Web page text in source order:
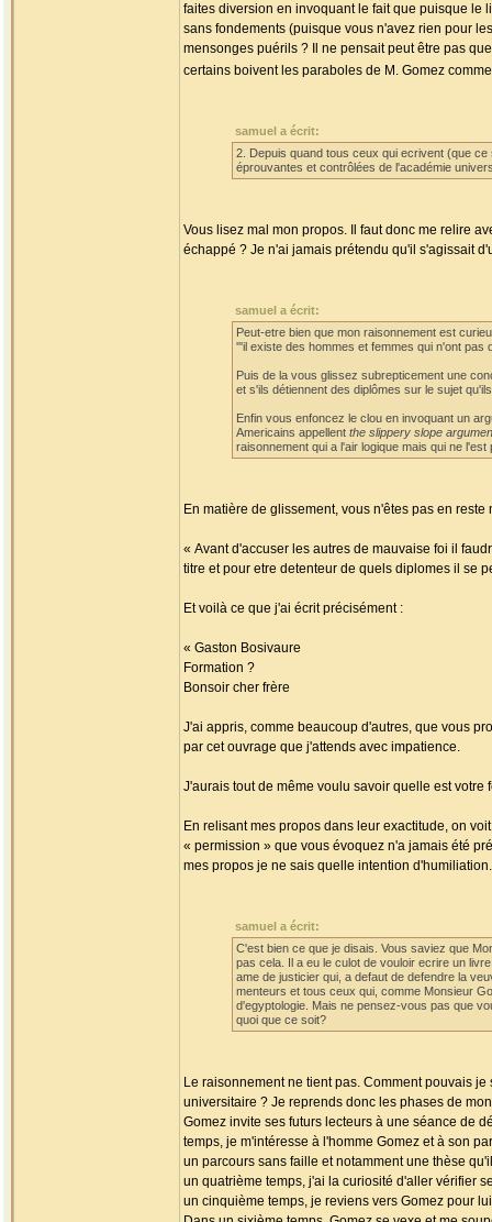
faites diversion en invoquant le fait que puisque le
sans fondements (puisque vous n'avez rien pour
mensonges puérils ? Il ne pensait peut être pas
certains boivent les paraboles de M. Gomez
samuel a écrit:
2. Depuis quand tous ceux qui ecrivent (que
éprouvantes et contrôlées de l'académie
Vous lisez mal mon propos. Il faut donc me relire
échappé ? Je n'ai jamais prétendu qu'il s'agissait
samuel a écrit:
Peut-etre bien que mon raisonnement est
'''il existe des hommes et femmes qui n'ont
Puis de la vous glissez subrepticement une
et s'ils détiennent des diplômes sur le sujet
Enfin vous enfoncez le clou en invoquant un
Americains appellent the slippery slope
raisonnement qui a l'air logique mais qui ne
En matière de glissement, vous n'êtes pas en
« Avant d'accuser les autres de mauvaise foi il
titre et pour etre detenteur de quels diplomes il se
Et voilà ce que j'ai écrit précisément :
« Gaston Bosivaure
Formation ?
Bonsoir cher frère
J'ai appris, comme beaucoup d'autres, que vous
par cet ouvrage que j'attends avec impatience.
J'aurais tout de même voulu savoir quelle est
En relisant mes propos dans leur exactitude, on
« permission » que vous évoquez n'a jamais été
mes propos je ne sais quelle intention
samuel a écrit:
C'est bien ce que je disais. Vous saviez que
pas cela. Il a eu le culot de vouloir ecrire un
ame de justicier qui, a defaut de defendre la
menteurs et tous ceux qui, comme Monsieur
d'egyptologie. Mais ne pensez-vous pas que
quoi que ce soit?
Le raisonnement ne tient pas. Comment pouvais
universitaire ? Je reprends donc les phases de
Gomez invite ses futurs lecteurs à une séance de
temps, je m'intéresse à l'homme Gomez et à son
un parcours sans faille et notamment une thèse
un quatrième temps, j'ai la curiosité d'aller vérifier
un cinquième temps, je reviens vers Gomez pour